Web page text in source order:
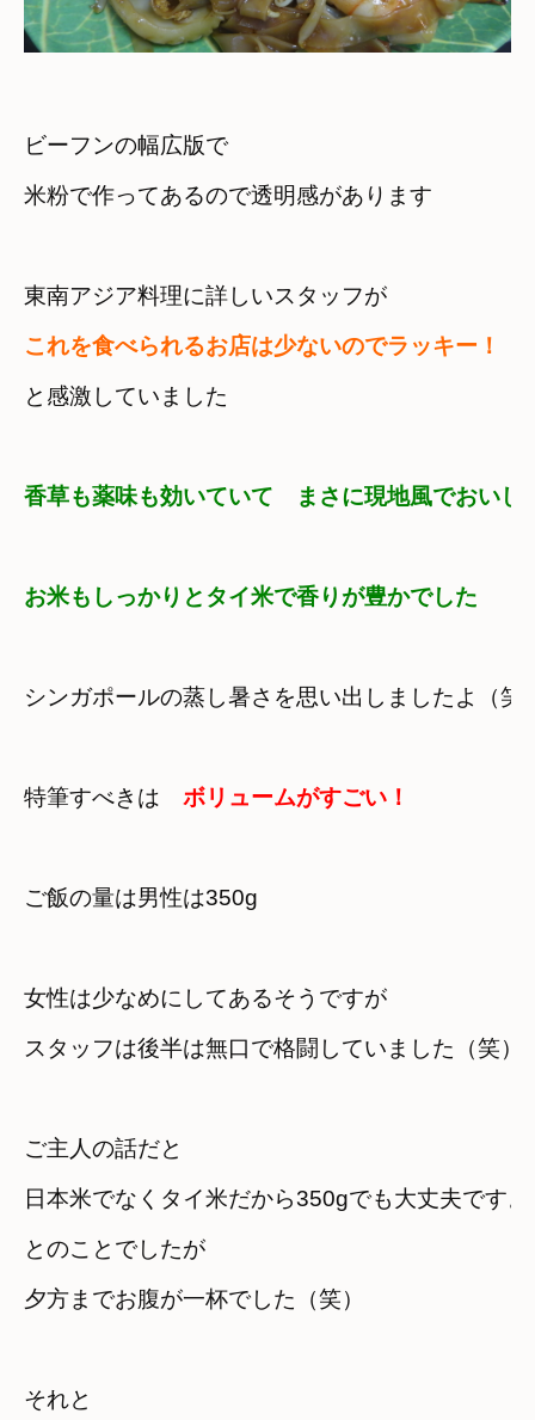
ビーフンの幅広版で
米粉で作ってあるので透明感があります
東南アジア料理に詳しいスタッフが
と感激していました
香草も薬味も効いていて　まさに現地風でおいし
お米もしっかりとタイ米で香りが豊かでした
シンガポールの蒸し暑さを思い出しましたよ（笑
特筆すべきは ボリュームがすごい！
ご飯の量は男性は350g
女性は少なめにしてあるそうですが
スタッフは後半は無口で格闘していました（笑）
ご主人の話だと
日本米でなくタイ米だから350gでも大丈夫ですよ
とのことでしたが
夕方までお腹が一杯でした（笑）
それと